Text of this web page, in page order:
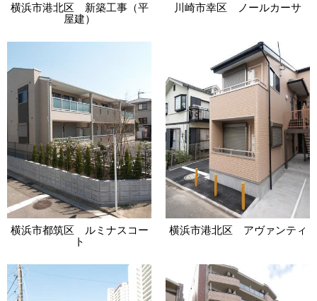
横浜市港北区 新築工事（平
屋建）
川崎市幸区 ノールカーサ
横浜市都筑区 ルミナスコー
ト
横浜市港北区 アヴァンティ